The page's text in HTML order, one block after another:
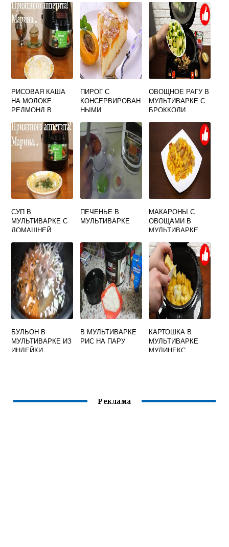
РИСОВАЯ КАША
НА МОЛОКЕ
РЕДМОНД В
ПИРОГ С
КОНСЕРВИРОВАН
НЫМИ
МУЛЬТИВАРКЕ
ОВОЩНОЕ РАГУ В
МУЛЬТИВАРКЕ С
БРОККОЛИ
СУП В
МУЛЬТИВАРКЕ С
ДОМАШНЕЙ
ПЕЧЕНЬЕ В
МУЛЬТИВАРКЕ
МАКАРОНЫ С
ОВОЩАМИ В
МУЛЬТИВАРКЕ
БУЛЬОН В
МУЛЬТИВАРКЕ ИЗ
ИНДЕЙКИ
В МУЛЬТИВАРКЕ
РИС НА ПАРУ
КАРТОШКА В
МУЛЬТИВАРКЕ
МУЛИНЕКС
Реклама